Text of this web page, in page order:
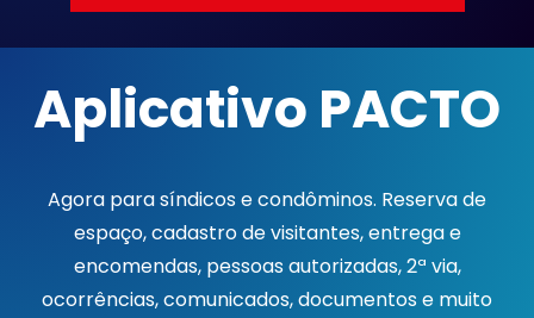
Aplicativo PACTO
Agora para síndicos e condôminos. Reserva de
espaço, cadastro de visitantes, entrega e
encomendas, pessoas autorizadas, 2ª via,
ocorrências, comunicados, documentos e muito